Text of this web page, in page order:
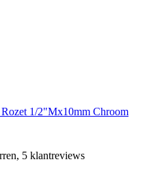
1/2"Mx10mm Chroom
5 klantreviews